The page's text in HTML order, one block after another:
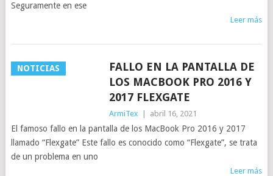
Seguramente en ese
Leer más
NOTICIAS
FALLO EN LA PANTALLA DE
LOS MACBOOK PRO 2016 Y
2017 FLEXGATE
ArmiTex abril 16, 2021
El famoso fallo en la pantalla de los MacBook Pro 2016 y 2017
llamado “Flexgate” Este fallo es conocido como “Flexgate”, se trata
de un problema en uno
Leer más